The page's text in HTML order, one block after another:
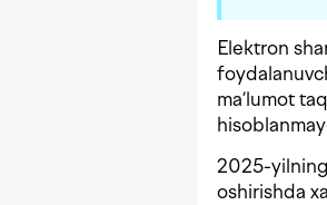
Elektron
ma’lumot
2025-
oshirishda